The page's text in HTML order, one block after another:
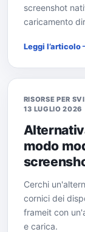
screenshot
caricamento
Leggi l’articolo
RISORSE PER
13 LUGLIO 2026
modo
Cerchi
cornici dei
frameit con
e carica.